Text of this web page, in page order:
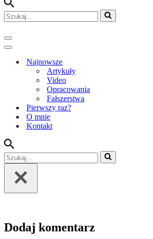
Szukaj...
Menu
nawigacji
Menu
nawigacjiNajnowsze
Artykuły
Video
Opracowania
Fałszerstwa
Pierwszy raz?
O mnie
Kontakt
Szukaj...
Dodaj komentarz